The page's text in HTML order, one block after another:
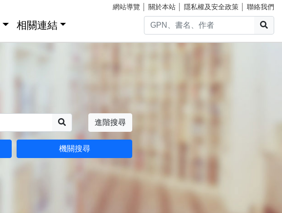
網站導覽 關於本站 隱私權及安全政策 聯絡我們
相關連結
進階搜尋
機關搜尋